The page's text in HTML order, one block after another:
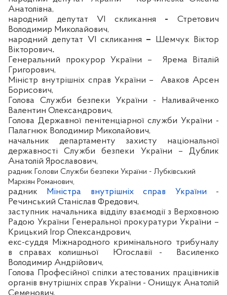
Анатолівна,
народний депутатVI скликання -Стретович
Володимир Миколайович,
народний депутат VI скликання – Шемчук Віктор
Вікторович.
Генеральний прокурор України –
Ярема Віталій
Григорович,
Міністр внутрішніх справ України –
Аваков Арсен
Борисович,
Голова Служби безпеки України -
Наливайченко
Валентин Олександрович,
Голова Державної пенітенціарної служби України -
Палагнюк Володимир Миколайович,
начальник департаменту захисту національної
державності Служби безпеки України – Дублик
Анатолій Ярославович,
радник Голови Служби безпеки України - Лубківський
Маркіян Романович,
радник Міністра внутрішніх справ України -
Речинський Станіслав Фредович,
заступник начальника відділу взаємодії з Верховною
Радою України Генеральної прокуратури України –
Крицький Ігор Олександрович,
екс-суддя Міжнародного кримінального трибуналу
в справах колишньої
Югославії -
Василенко
Володимир Андрійович,
Голова Професійної спілки атестованих працівників
органів внутрішніх справ України - Онищук Анатолій